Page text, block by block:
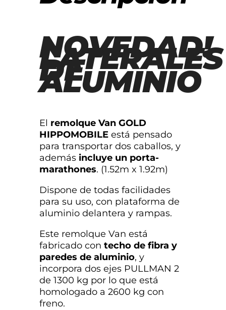
NOVEDAD!
LATERALES
DE
ALUMINIO
El remolque Van GOLD
HIPPOMOBILE está pensado
para transportar dos caballos, y
además incluye un porta-
marathones. (1.52m x 1.92m)
Dispone de todas facilidades
para su uso, con plataforma de
aluminio delantera y rampas.
Este remolque Van está
fabricado con techo de fibra y
paredes de aluminio, y
incorpora dos ejes PULLMAN 2
de 1300 kg por lo que está
homologado a 2600 kg con
freno.